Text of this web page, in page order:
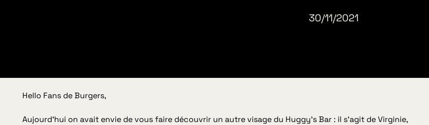
30/11/2021
Hello Fans de Burgers,
Aujourd’hui on avait envie de vous faire découvrir un autre visage du Huggy’s Bar : il s’agit de Virginie,